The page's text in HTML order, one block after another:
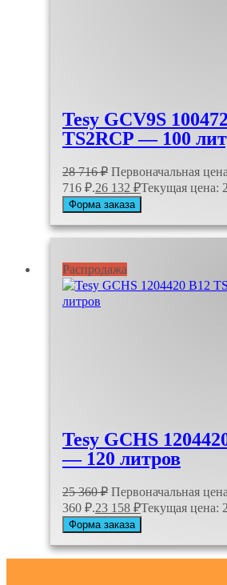
Tesy GCV9S
TS2RCP — 100
28 716₽ Первоначальная
716 ₽.26 132 ₽Текущая цена:
Форма заказа
Распродажа
Tesy GCHS
— 120 литров
25 360₽ Первоначальная
360 ₽.23 158 ₽Текущая цена:
Форма заказа